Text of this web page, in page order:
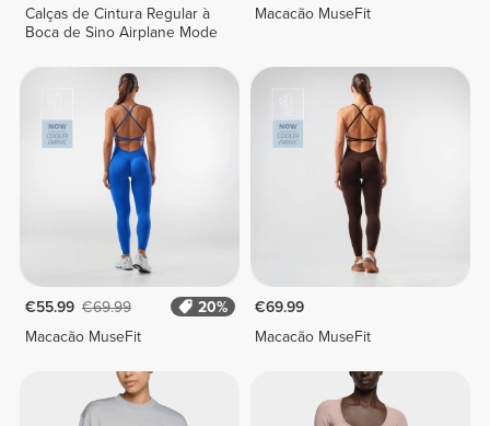
Calças de Cintura Regular à
Boca de Sino Airplane Mode
Macacão MuseFit
€55.99 €69.99
20%
Macacão MuseFit
€69.99
Macacão MuseFit